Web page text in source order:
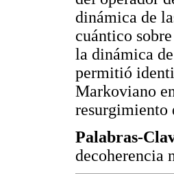
dinámica de
cuántico
la dinámica
permitió
Markoviano
resurgimiento
Palabras-
decoherencia